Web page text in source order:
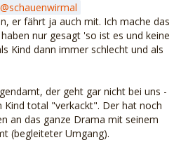
schauenwirmal
er fährt ja auch mit. Ich mache das
nur gesagt 'so ist es und keine
Kind dann immer schlecht und als
der geht gar nicht bei uns -
Kind total "verkackt". Der hat noch
an das ganze Drama mit seinem
(begleiteter Umgang).